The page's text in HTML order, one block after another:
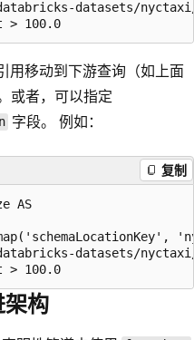
datasets/
用移动到下游查询（如上面
或者，可以指定
字段。 例如：
复制
AS
datasets/
构